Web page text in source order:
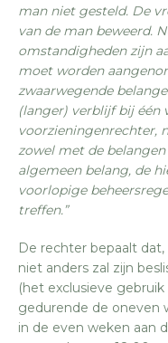
man niet gesteld. De
van de man beweerd.
omstandigheden zijn
moet worden
zwaarwegende
(langer) verblijf bij één
voorzieningenrechter,
zowel met de
algemeen belang, de
voorlopige
treffen.”
De rechter bepaalt
niet anders zal zijn
(het exclusieve
gedurende de oneven
in de even weken aan